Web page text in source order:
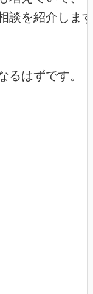
談を紹介しま
るはずです。